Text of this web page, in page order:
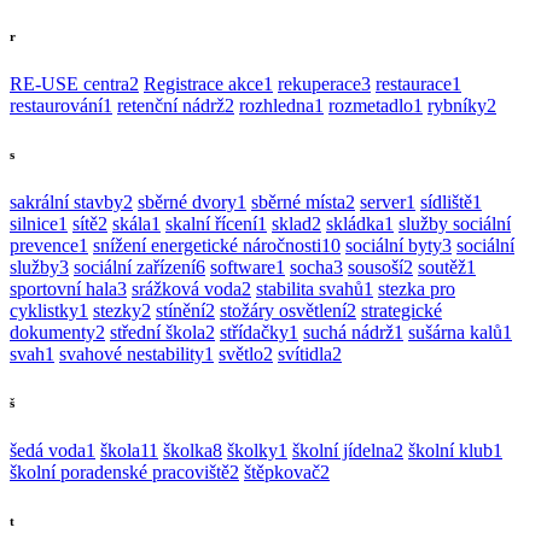
r
RE-USE centra2 Registrace akce1 rekuperace3 restaurace1
restaurování1 retenční nádrž2 rozhledna1 rozmetadlo1 rybníky2
s
sakrální stavby2 sběrné dvory1 sběrné místa2 server1 sídliště1
silnice1 sítě2 skála1 skalní řícení1 sklad2 skládka1 služby sociální
prevence1 snížení energetické náročnosti10 sociální byty3 sociální
služby3 sociální zařízení6 software1 socha3 sousoší2 soutěž1
sportovní hala3 srážková voda2 stabilita svahů1 stezka pro
cyklistky1 stezky2 stínění2 stožáry osvětlení2 strategické
dokumenty2 střední škola2 střídačky1 suchá nádrž1 sušárna kalů1
svah1 svahové nestability1 světlo2 svítidla2
š
šedá voda1 škola11 školka8 školky1 školní jídelna2 školní klub1
školní poradenské pracoviště2 štěpkovač2
t